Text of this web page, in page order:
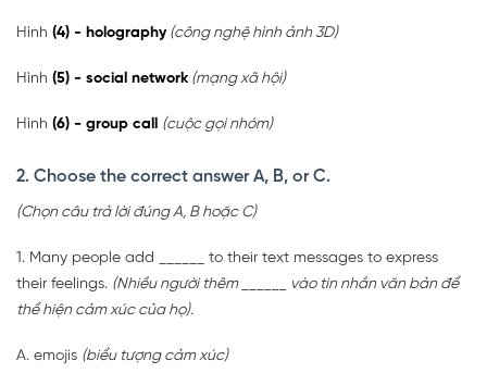
Hình (4) - holography(công nghệ hình ảnh 3D)
Hình (5) - social network (mạng xã hội)
Hình (6) - group call (cuộc gọi nhóm)
2. Choose the correct answer A, B, or C.
(Chọn câu trả lời đúng A, B hoặc C)
1. Many people add ______ to their text messages to express
their feelings. (Nhiều người thêm ______ vào tin nhắn văn bản để
thể hiện cảm xúc của họ).
A. emojis (biểu tượng cảm xúc)